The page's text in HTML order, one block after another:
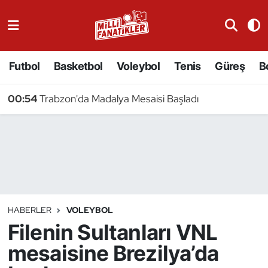
Futbol Basketbol Voleybol Tenis Güreş
00:54Trabzon'da Madalya Mesaisi Başladı
HABERLER VOLEYBOL
Filenin Sultanları VNL
mesaisine Brezilya’da
Badminton
Binicilik
Bisiklet